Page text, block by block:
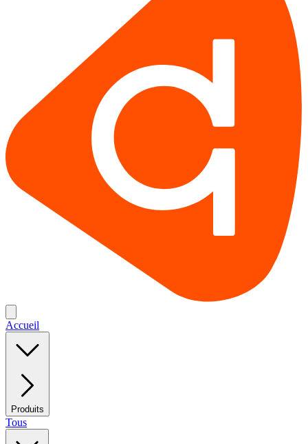
Accueil
Produits
Tous